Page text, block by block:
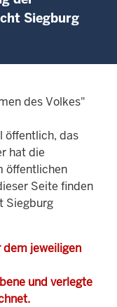
Siegburg
des Volkes"
öffentlich, das
hat die
öffentlichen
Seite finden
Siegburg
dem jeweiligen
und verlegte